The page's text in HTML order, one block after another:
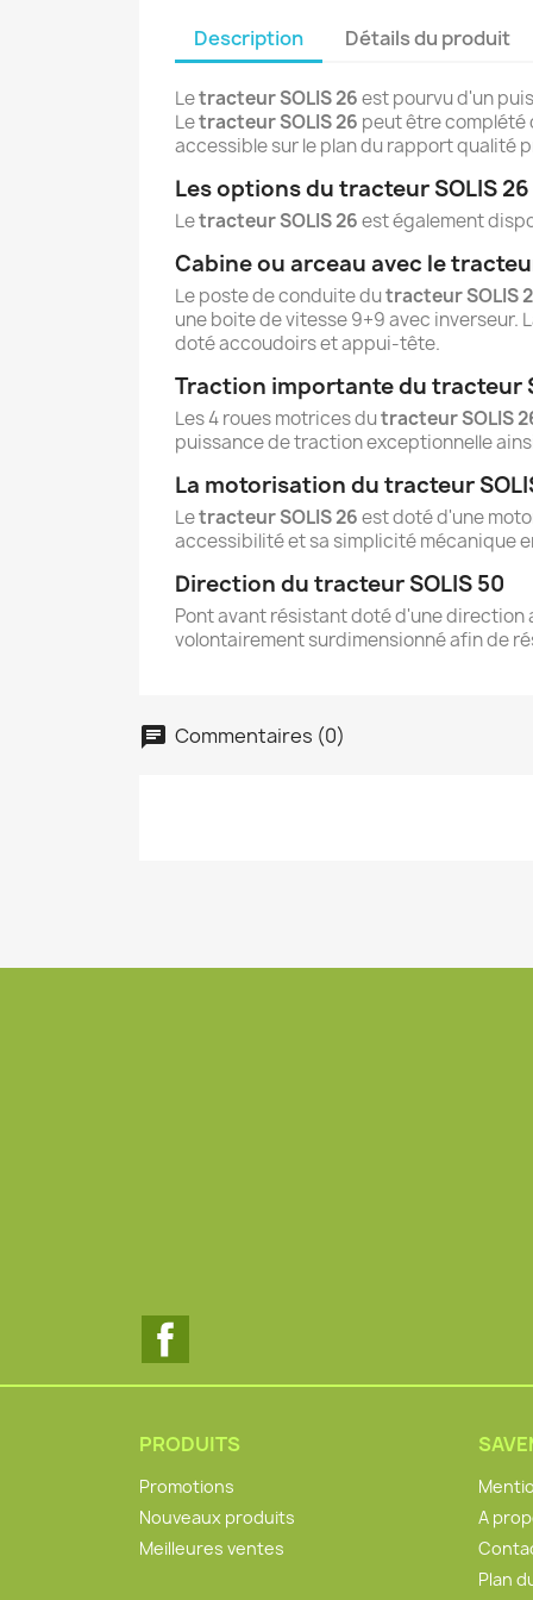
Description Détails du produit
Letracteur SOLIS 26est pourvu d'un
Letracteur SOLIS 26 peut être complété
accessible sur le plan du rapport qualité
Les options du tracteur SOLIS 26
Letracteur SOLIS 26est également
Cabine ou arceau avec le
Le poste de conduite dutracteur SOLIS
une boite de vitesse 9+9 avec inverseur.
doté accoudoirs et appui-tête.
Traction importante du tracteur
Les 4 roues motrices dutracteur SOLIS
puissance de traction exceptionnelle
La motorisation du tracteur
Letracteur SOLIS 26est doté d'une
accessibilité et sa simplicité mécanique
Direction du tracteur SOLIS 50
Pont avant résistant doté d'une direction
volontairement surdimensionné afin de
Commentaires (0)
PRODUITS
Promotions
Nouveaux produits
Meilleures ventes
A
Plan